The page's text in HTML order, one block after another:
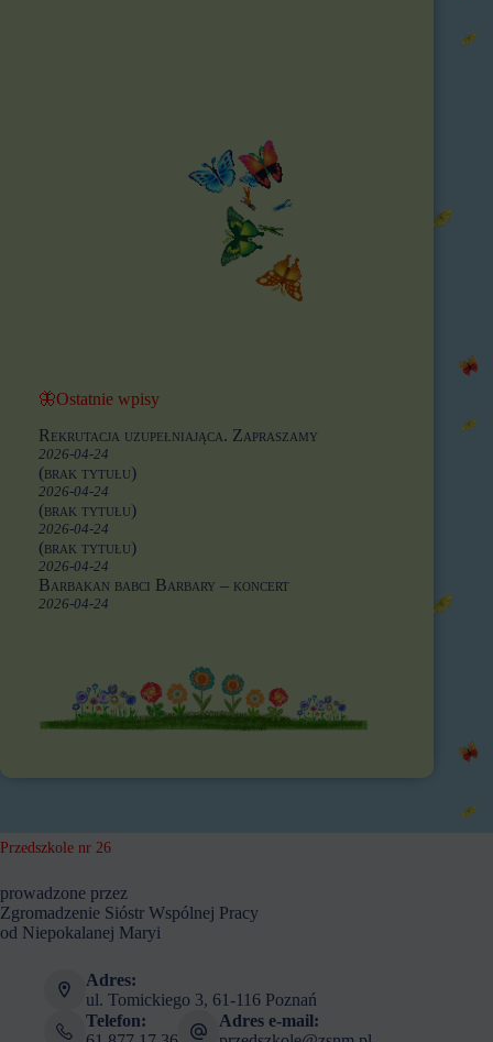
🦋Ostatnie wpisy
Rekrutacja uzupełniająca. Zapraszamy
2026-04-24
(brak tytułu)
2026-04-24
(brak tytułu)
2026-04-24
(brak tytułu)
2026-04-24
Barbakan babci Barbary – koncert
2026-04-24
Przedszkole nr 26
prowadzone przez
Zgromadzenie Sióstr Wspólnej Pracy
od Niepokalanej Maryi
Adres:
ul. Tomickiego 3, 61-116 Poznań
Telefon:
Adres e-mail: